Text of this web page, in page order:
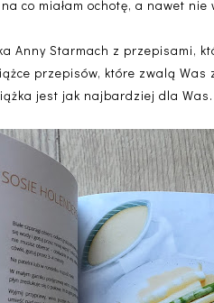
co miałam ochotę, a nawet nie
Anny Starmach z przepisami,
przepisów, które zwalą
jest jak najbardziej dla Was.